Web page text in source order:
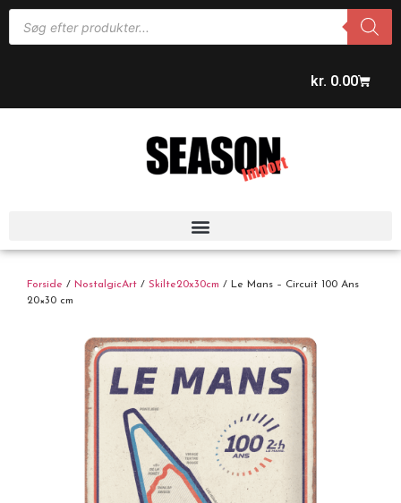
kr. 0.00
Forside / NostalgicArt / Skilte20x30cm / Le Mans – Circuit 100 Ans
20×30 cm